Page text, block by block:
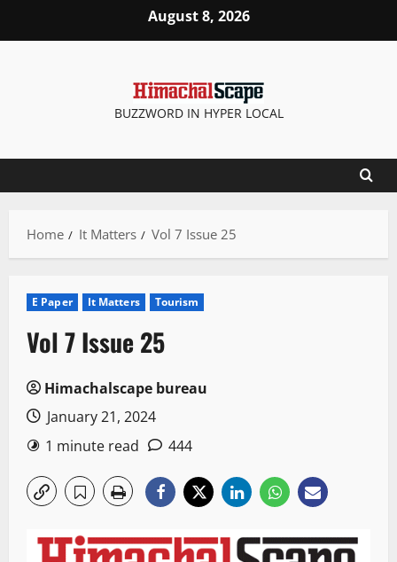
August 8, 2026
BUZZWORD IN HYPER LOCAL
Home It Matters Vol 7 Issue 25
E Paper It Matters Tourism
Vol 7 Issue 25
Himachalscape bureau
January 21, 2024
1 minute read
444